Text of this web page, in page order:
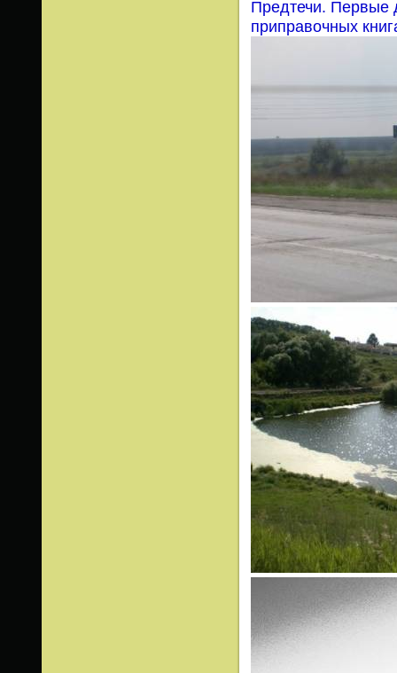
Предтечи. Первые
приправочных